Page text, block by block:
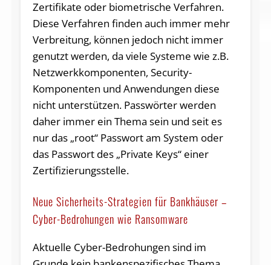
Zertifikate oder biometrische Verfahren.
Diese Verfahren finden auch immer mehr
Verbreitung, können jedoch nicht immer
genutzt werden, da viele Systeme wie z.B.
Netzwerkkomponenten, Security-
Komponenten und Anwendungen diese
nicht unterstützen. Passwörter werden
daher immer ein Thema sein und seit es
nur das „root“ Passwort am System oder
das Passwort des „Private Keys“ einer
Zertifizierungsstelle.
Neue Sicherheits-Strategien für Bankhäuser –
Cyber-Bedrohungen wie Ransomware
Aktuelle Cyber-Bedrohungen sind im